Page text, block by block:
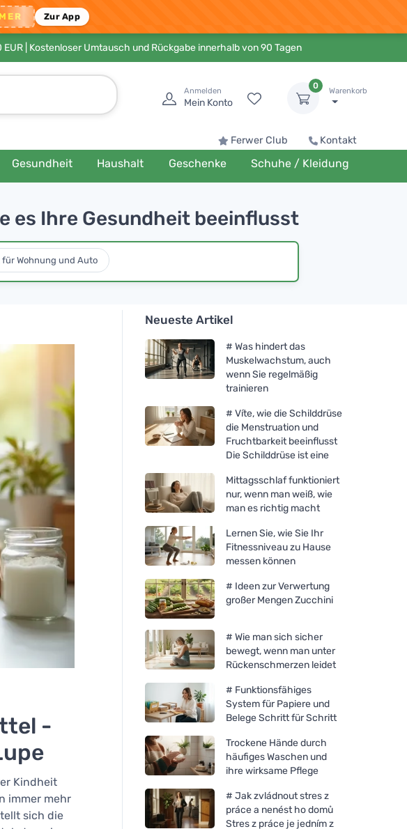
Zur App
EUR | Kostenloser Umtausch und Rückgabe innerhalb von 90 Tagen
Anmelden
Mein Konto
0
Warenkorb
Ferwer Club Kontakt
Gesundheit Haushalt Geschenke Schuhe / Kleidung
es Ihre Gesundheit beeinflusst
für Wohnung und Auto
-
Kindheit
immer mehr
sich die
Neueste Artikel
# Was hindert das
Muskelwachstum, auch
wenn Sie regelmäßig
trainieren
# Víte, wie die Schilddrüse
die Menstruation und
Fruchtbarkeit beeinflusst
Die Schilddrüse ist eine
Mittagsschlaf funktioniert
nur, wenn man weiß, wie
man es richtig macht
Lernen Sie, wie Sie Ihr
Fitnessniveau zu Hause
messen können
# Ideen zur Verwertung
großer Mengen Zucchini
# Wie man sich sicher
bewegt, wenn man unter
Rückenschmerzen leidet
# Funktionsfähiges
System für Papiere und
Belege Schritt für Schritt
Trockene Hände durch
häufiges Waschen und
ihre wirksame Pflege
# Jak zvládnout stres z
práce a nenést ho domů
Stres z práce je jedním z